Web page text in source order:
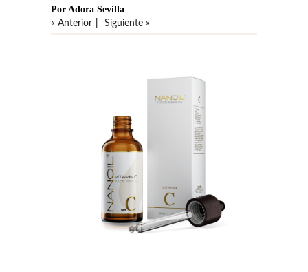
Por Adora Sevilla
« Anterior Siguiente »